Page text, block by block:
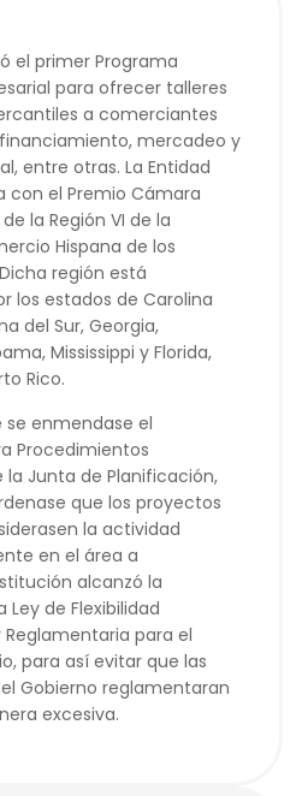
el primer Programa
para ofrecer talleres
a comerciantes
mercadeo y
entre otras. La Entidad
con el Premio Cámara
la Región VI de la
Hispana de los
región está
los estados de Carolina
del Sur, Georgia,
Mississippi y Florida,
Rico.
se enmendase el
Procedimientos
la Junta de Planificación,
que los proyectos
la actividad
en el área a
alcanzó la
de Flexibilidad
para el
para así evitar que las
Gobierno reglamentaran
excesiva.